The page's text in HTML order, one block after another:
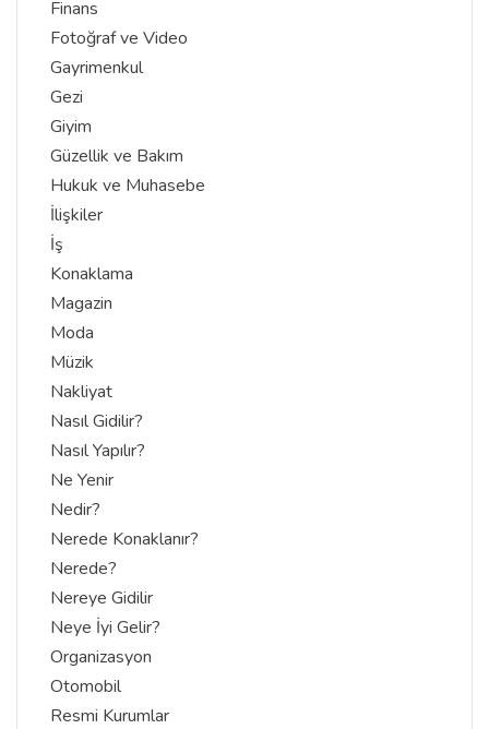
Finans
Fotoğraf ve Video
Gayrimenkul
Gezi
Giyim
Güzellik ve Bakım
Hukuk ve Muhasebe
İlişkiler
İş
Konaklama
Magazin
Moda
Müzik
Nakliyat
Nasıl Gidilir?
Nasıl Yapılır?
Ne Yenir
Nedir?
Nerede Konaklanır?
Nerede?
Nereye Gidilir
Neye İyi Gelir?
Organizasyon
Otomobil
Resmi Kurumlar